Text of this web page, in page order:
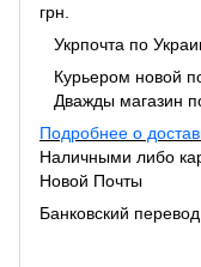
грн.
Укрпочта по
Курьером новой
Дважды магазин
Подробнее о
Наличными либо
Новой Почты
Банковский перевод